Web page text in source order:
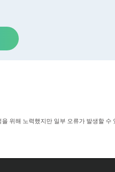
최소 시료량:
!
위해 노력했지만 일부 오류가 발생할